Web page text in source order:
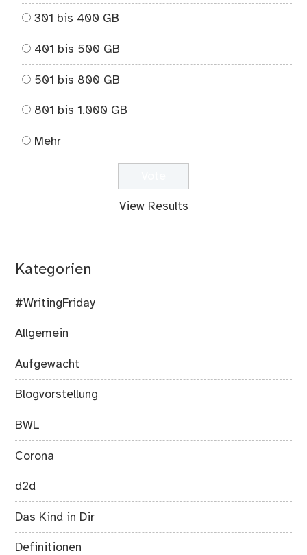
301 bis 400 GB
401 bis 500 GB
501 bis 800 GB
801 bis 1.000 GB
Mehr
View Results
Kategorien
#WritingFriday
Allgemein
Aufgewacht
Blogvorstellung
BWL
Corona
d2d
Das Kind in Dir
Definitionen